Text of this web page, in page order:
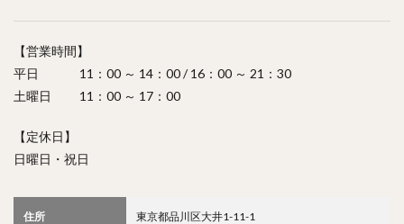
【営業時間】
平日 11：00 ～ 14：00 / 16：00 ～ 21：30
土曜日 11：00 ～ 17：00
【定休日】
日曜日・祝日
住所 東京都品川区大井1-11-1